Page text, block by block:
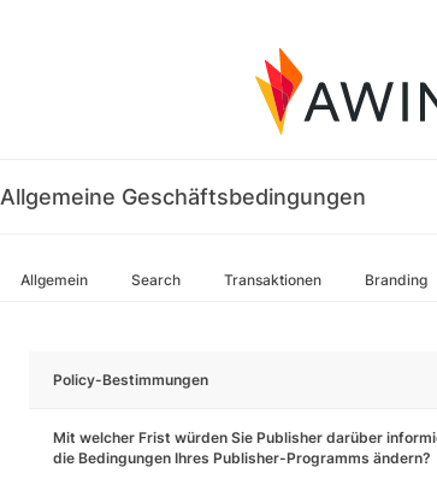
Allgemeine Geschäftsbedingungen
Allgemein Search Transaktionen Branding
Policy-Bestimmungen
Mit welcher Frist würden Sie Publisher darüber
die Bedingungen Ihres Publisher-Programms ändern?